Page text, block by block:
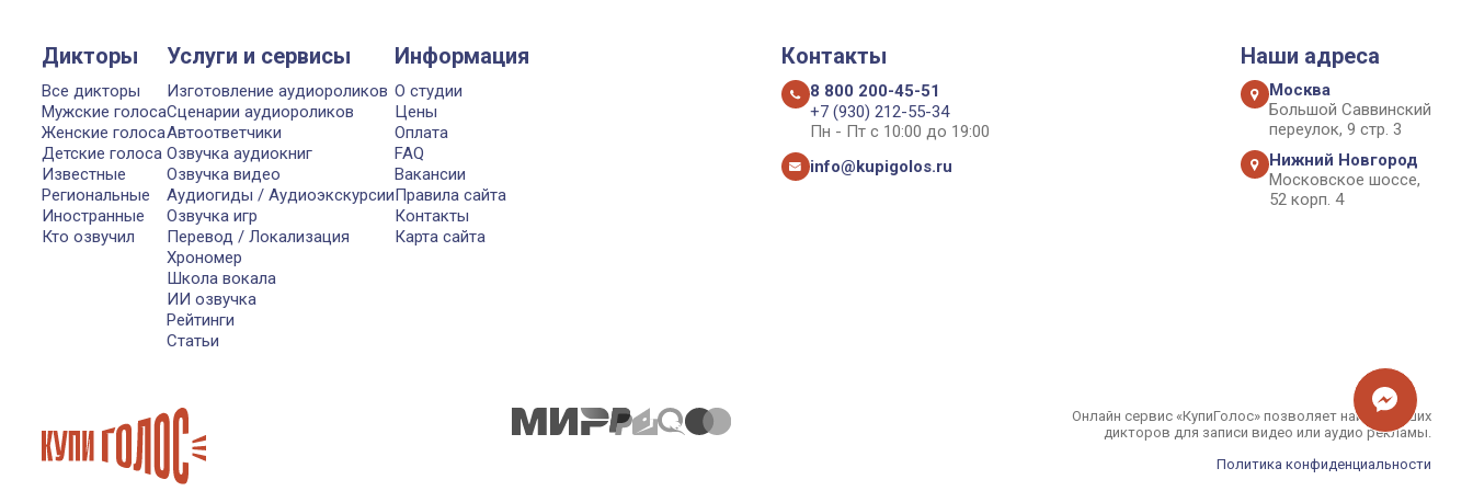
Дикторы
Все дикторы
Мужские голоса
Женские голоса
Детские голоса
Известные
Региональные
Иностранные
Кто озвучил
Услуги и сервисы
Изготовление аудиороликов
Сценарии аудиороликов
Автоответчики
Озвучка аудиокниг
Озвучка видео
Аудиогиды / Аудиоэкскурсии
Озвучка игр
Перевод / Локализация
Хрономер
Школа вокала
ИИ озвучка
Рейтинги
Статьи
Информация
О студии
Цены
Оплата
FAQ
Вакансии
Правила сайта
Контакты
Карта сайта
Контакты
8 800 200-45-51
+7 (930) 212-55-34
Пн - Пт с 10:00 до 19:00
info@kupigolos.ru
Наши адреса
Москва
Большой Саввинский
переулок, 9 стр. 3
Нижний Новгород
Московское шоссе,
52 корп. 4
Онлайн сервис «КупиГолос» позволяет найти лучших
дикторов для записи видео или аудио рекламы.
Политика конфиденциальности